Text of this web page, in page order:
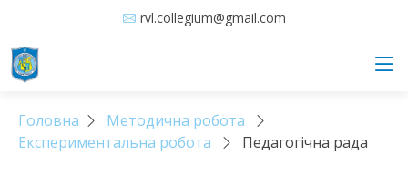
rvl.collegium@gmail.com
Головна
Методична робота
Експериментальна робота
Педагогічна рада